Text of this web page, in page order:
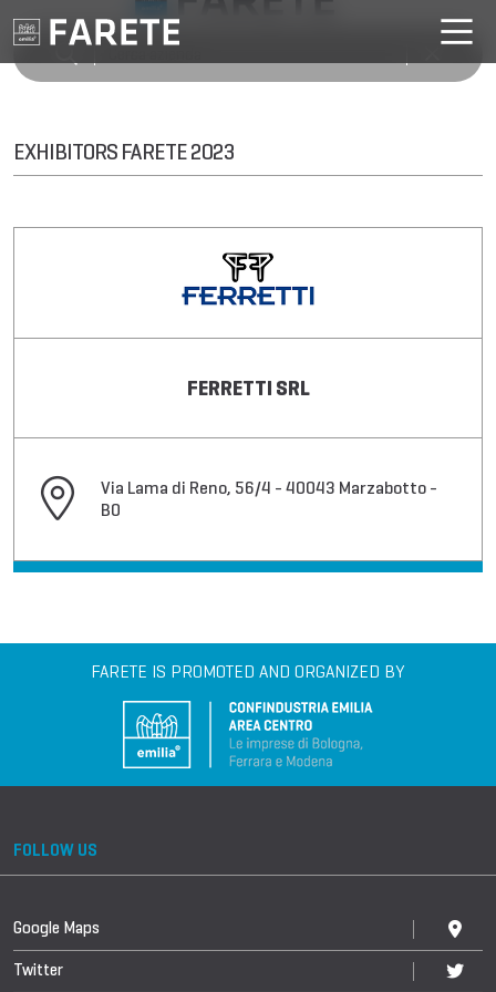
EXHIBITORS FARETE 2023
FERRETTI SRL
Via Lama di Reno, 56/4 - 40043 Marzabotto -
BO
FARETE IS PROMOTED AND ORGANIZED BY
FOLLOW US
Google Maps
Twitter